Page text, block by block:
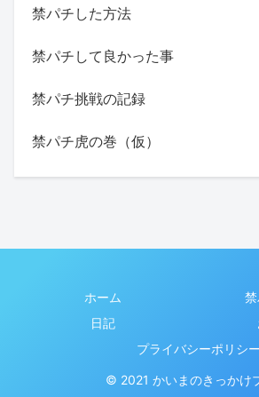
禁パチした方法
禁パチして良かった事
禁パチ挑戦の記録
禁パチ虎の巻（仮）
ホーム
日記
プライバシーポリシー
© 2021 かいまのきっかけ